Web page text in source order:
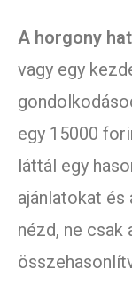
A horgony
vagy egy
egy 15000
láttál egy
ajánlatokat és
nézd, ne